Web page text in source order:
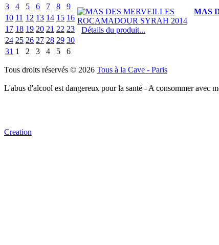
3
4 5 6 7 8
9
10 11 12 13 14 15 16
17 18 19 20 21 22 23
24 25 26 27 28 29 30
31 1 2 3 4 5 6
MAS
Détails du produit...
Tous droits réservés © 2026 Tous à la Cave - Paris
L'abus d'alcool est dangereux pour la santé - A consommer avec
Creation